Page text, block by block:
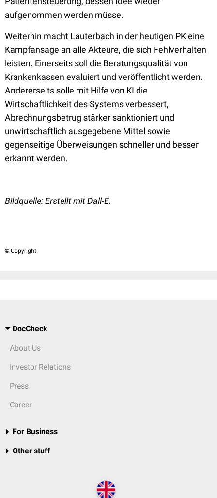
aufgenommen werden müsse.
Weiterhin macht Lauterbach in der heutigen PK eine
Kampfansage an alle Akteure, die sich Fehlverhalten
leisten. Einerseits soll die Beratungsqualität von
Krankenkassen evaluiert und veröffentlicht werden.
Andererseits solle mit Hilfe von KI die
Wirtschaftlichkeit des Systems verbessert,
Abrechnungsbetrug stärker sanktioniert und
unwirtschaftlich ausgegebene Mittel sowie
gegenseitige Überweisungen schneller und besser
erkannt werden.
Bildquelle: Erstellt mit Dall-E.
© Copyright
DocCheck
About Us
Investor Relations
Press
Career
For Business
Other stuff